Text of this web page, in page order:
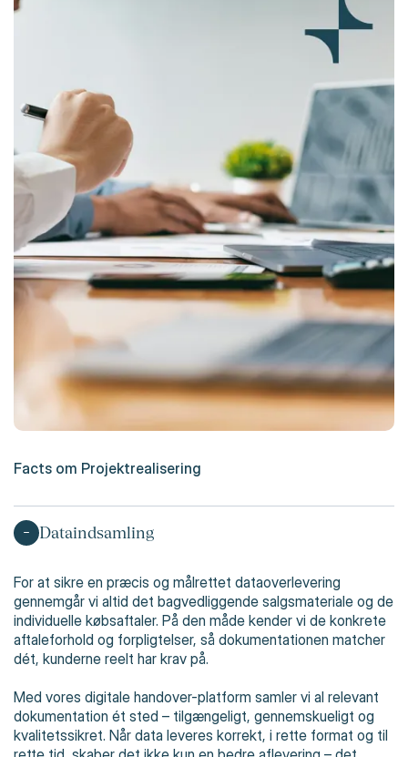
Facts om Projektrealisering
Dataindsamling
For at sikre en præcis og målrettet dataoverlevering
gennemgår vi altid det bagvedliggende salgsmateriale og de
individuelle købsaftaler. På den måde kender vi de konkrete
aftaleforhold og forpligtelser, så dokumentationen matcher
dét, kunderne reelt har krav på.
Med vores digitale handover-platform samler vi al relevant
dokumentation ét sted – tilgængeligt, gennemskueligt og
kvalitetssikret. Når data leveres korrekt, i rette format og til